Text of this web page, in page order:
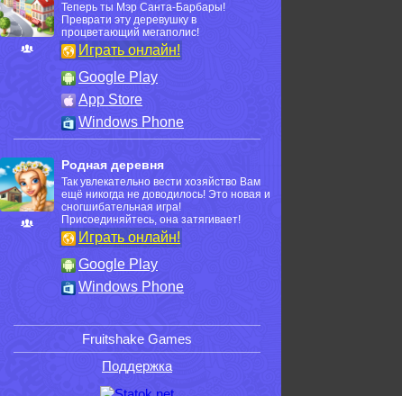
Теперь ты Мэр Санта-Барбары!
Преврати эту деревушку в
процветающий мегаполис!
Играть онлайн!
Google Play
App Store
Windows Phone
Родная деревня
Так увлекательно вести хозяйство Вам
ещё никогда не доводилось! Это новая и
сногшибательная игра!
Присоединяйтесь, она затягивает!
Играть онлайн!
Google Play
Windows Phone
Fruitshake Games
Поддержка